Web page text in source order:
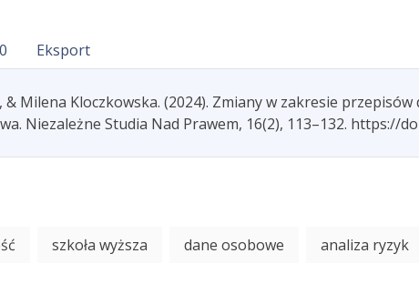
Eksport
& Milena Kloczkowska. (2024). Zmiany w zakresie
Niezależne Studia Nad Prawem, 16(2), 113–132. https://
szkoła wyższa dane osobowe analiza ryzyk